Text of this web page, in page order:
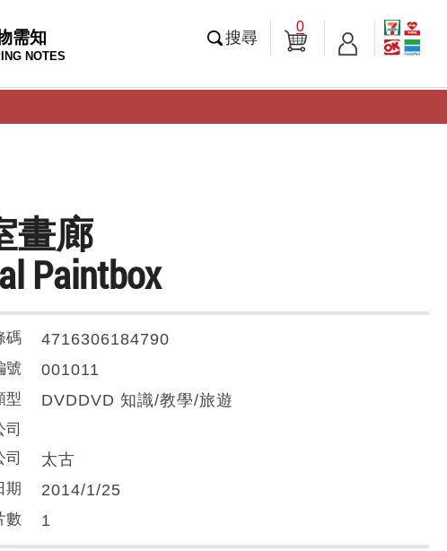
需知
NOTES
搜尋
0
畫廊
Paintbox
碼 4716306184790
號 001011
型 DVDDVD 知識/教學/旅遊
司
司
太古
期 2014/1/25
數 1